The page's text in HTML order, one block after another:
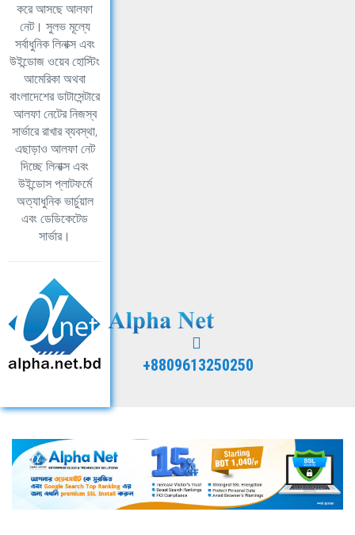
করে আসছে আলফা
নেট। সুলভ মূল্যে
সর্বাধুনিক লিনাক্স এবং
উইন্ডোজ ওয়েব হোস্টিং
আমেরিকা অথবা
বাংলাদেশের ডাটাসেন্টারে
আলফা নেটের নিজস্ব
সার্ভারে রাখার ব্যবস্থা,
এছাড়াও আলফা নেট
দিচ্ছে লিনাক্স এবং
উইন্ডোস প্লাটফর্মে
অত্যাধুনিক ভার্চুয়াল
এবং ডেডিকেটেড
সার্ভার।
+8809613250250